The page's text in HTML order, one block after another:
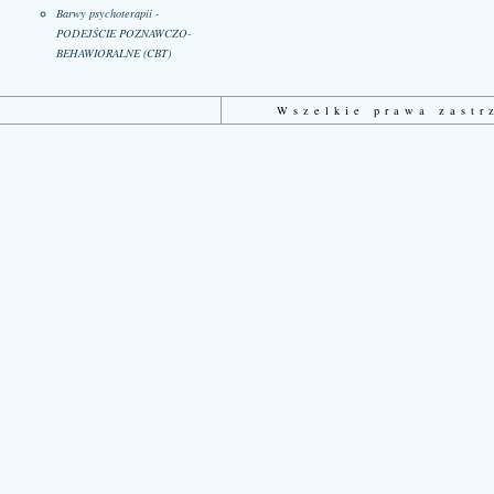
Barwy psychoterapii -
PODEJŚCIE POZNAWCZO-
BEHAWIORALNE (CBT)
Wszelkie prawa